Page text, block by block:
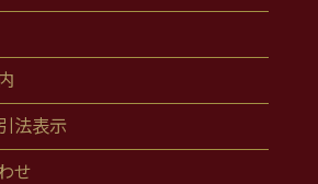
法表示
せ